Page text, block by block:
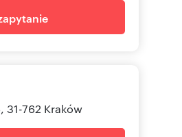
31-762 Kraków